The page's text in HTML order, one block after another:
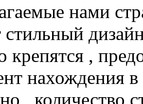
нами
крепятся ,
нахождения
, количество